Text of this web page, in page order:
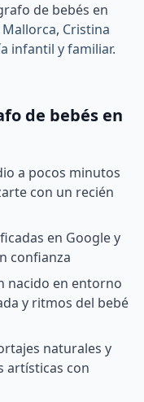
de bebés en
Mallorca, Cristina
infantil y familiar.
de bebés en
a pocos minutos
con un recién
en Google y
confianza
nacido en entorno
y ritmos del bebé
naturales y
artísticas con